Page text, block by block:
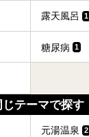
露天風呂 1
糖尿病 1
テーマで探す
元湯温泉 2